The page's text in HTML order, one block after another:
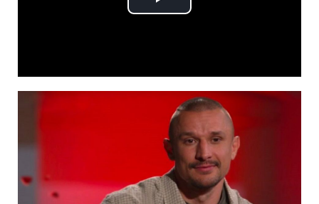
Play